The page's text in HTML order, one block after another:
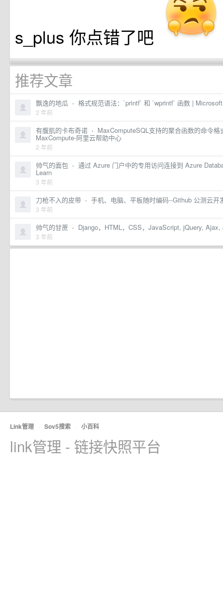
s_plus 你点错了吧
推荐文章
飘逸的地瓜 · 格式规范语法：`printf` 和 `wprintf` 函数 |
2 年前
有腹肌的卡布奇诺 · MaxComputeSQL支持的聚合函数的命令
MaxCompute-阿里云帮助中心
2 年前
帅气的面包 · 通过 Azure 门户中的专用访问连接到 Azure
Learn
3 年前
刀枪不入的皮带 · 手机、电脑、平板随时编码--Github 公测云
3 年前
帅气的甘蔗 · Django，HTML，CSS，JavaScript, jQuery,
3 年前
Link管理 · Sov5搜索 · 小百科
link管理 - 链接快照平台